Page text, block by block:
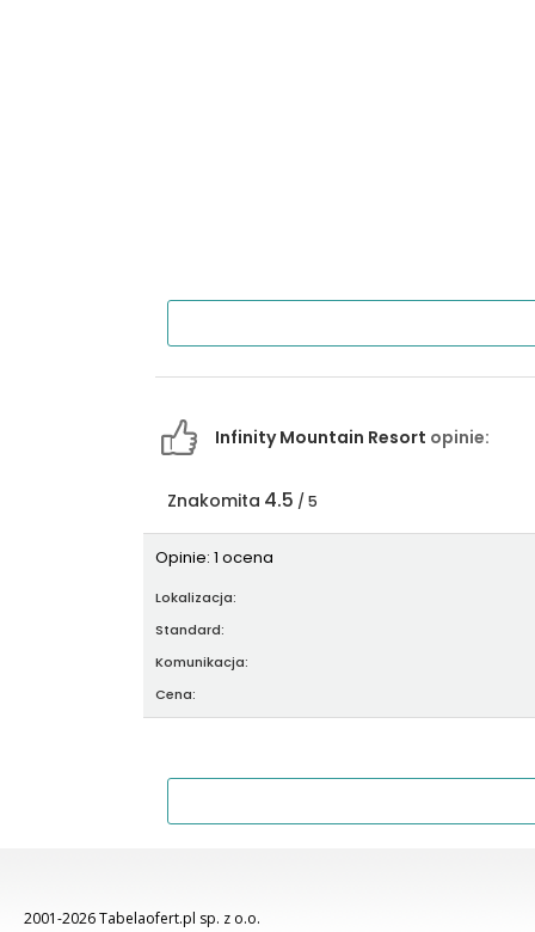
Infinity Mountain Resort opinie:
Znakomita 4.5 / 5
Opinie: 1 ocena
Lokalizacja:
Standard:
Komunikacja:
Cena:
2001-2026 Tabelaofert.pl sp. z o.o.